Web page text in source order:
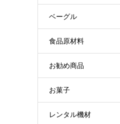
ベーグル
食品原材料
お勧め商品
お菓子
レンタル機材